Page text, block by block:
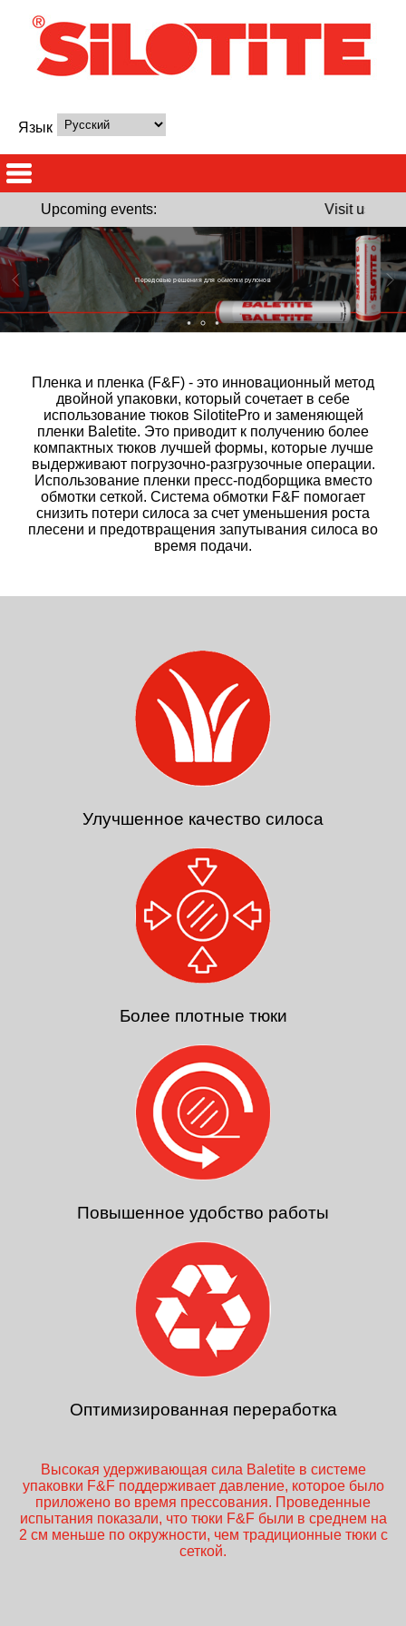
Язык
Upcoming events: Visit us at
Передовые решения для обмотки рулонов
Пленка и пленка (F&F) - это инновационный метод
двойной упаковки, который сочетает в себе
использование тюков SilotitePro и заменяющей
пленки Baletite. Это приводит к получению более
компактных тюков лучшей формы, которые лучше
выдерживают погрузочно-разгрузочные операции.
Использование пленки пресс-подборщика вместо
обмотки сеткой. Система обмотки F&F помогает
снизить потери силоса за счет уменьшения роста
плесени и предотвращения запутывания силоса во
время подачи.
Улучшенное качество силоса
Более плотные тюки
Повышенное удобство работы
Оптимизированная переработка
Высокая удерживающая сила Baletite в системе
упаковки F&F поддерживает давление, которое было
приложено во время прессования. Проведенные
испытания показали, что тюки F&F были в среднем на
2 см меньше по окружности, чем традиционные тюки с
сеткой.